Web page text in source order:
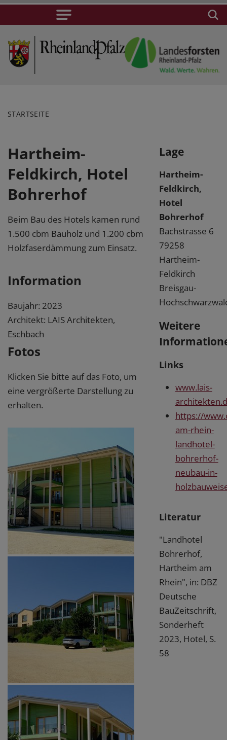
STARTSEITE
Hartheim-
Feldkirch, Hotel
Bohrerhof
Beim Bau des Hotels kamen rund
1.500 cbm Bauholz und 1.200 cbm
Holzfaserdämmung zum Einsatz.
Information
Baujahr: 2023
Architekt: LAIS Architekten,
Eschbach
Fotos
Klicken Sie bitte auf das Foto, um
eine vergrößerte Darstellung zu
erhalten.
Lage
Hartheim-
Feldkirch,
Hotel
Bohrerhof
Bachstrasse 6
79258
Hartheim-
Feldkirch
Breisgau-
Weitere
Links
www.lais-
https://
am-rhein-
landhotel-
bohrerhof-
neubau-in-
Literatur
"Landhotel
Bohrerhof,
Hartheim am
Rhein", in: DBZ
Deutsche
BauZeitschrift,
Sonderheft
2023, Hotel, S.
58